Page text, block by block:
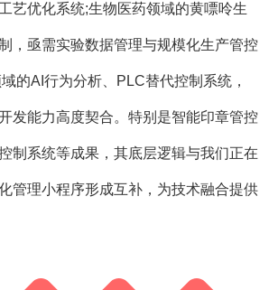
艺优化系统;生物医药领域的黄嘌呤生
，亟需实验数据管理与规模化生产管控
的AI行为分析、PLC替代控制系统，
发能力高度契合。特别是智能印章管控
制系统等成果，其底层逻辑与我们正在
管理小程序形成互补，为技术融合提供